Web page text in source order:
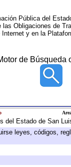
Pública del
Obligaciones de
y en la
de Búsqueda
del Estado de San
leyes, códigos,